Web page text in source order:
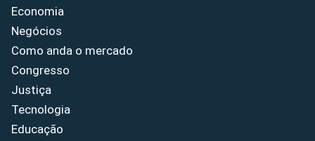
Economia
Negócios
Como anda o mercado
Congresso
Justiça
Tecnologia
Educação